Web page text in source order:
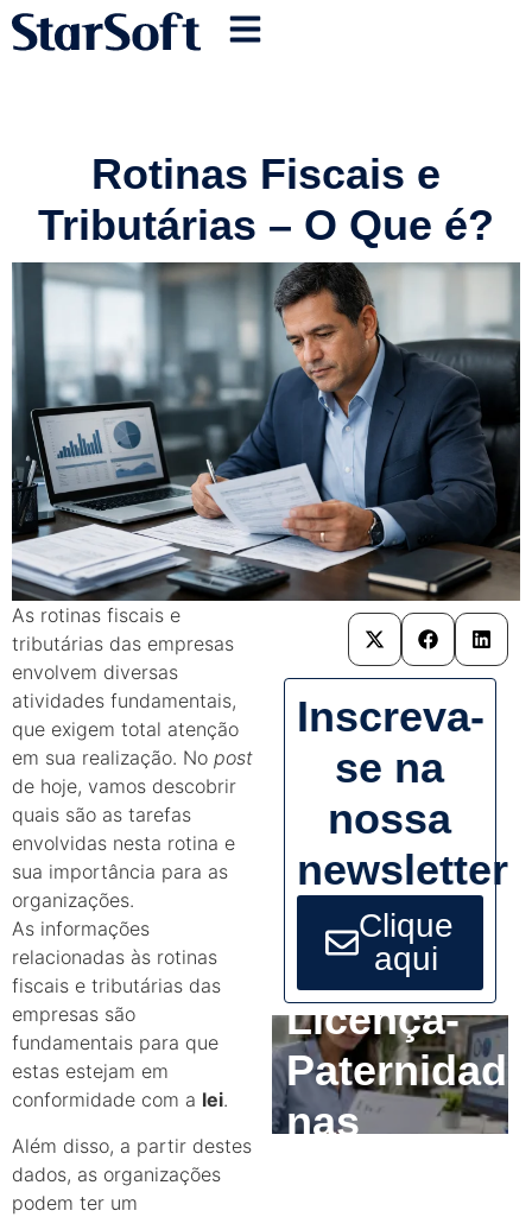
Rotinas Fiscais e
Tributárias – O Que é?
As rotinas fiscais e
tributárias das empresas
envolvem diversas
atividades fundamentais,
que exigem total atenção
em sua realização. No post
de hoje, vamos descobrir
quais são as tarefas
envolvidas nesta rotina e
sua importância para as
organizações.
As informações
relacionadas às rotinas
fiscais e tributárias das
empresas são
fundamentais para que
estas estejam em
conformidade com a lei.
Além disso, a partir destes
dados, as organizações
podem ter um
Inscreva-
se na
nossa
newsletter
Clique
aqui
Licença-
Paternidade
nas